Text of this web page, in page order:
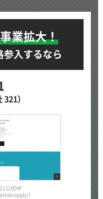
業拡大！
入するなら
321）
公式HP
）